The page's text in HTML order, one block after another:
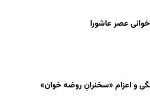
عصر عاشورا
و اعزام «سخنرانِ روضه خوان»